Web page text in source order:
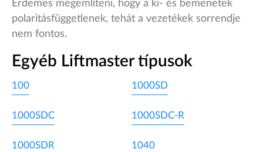
Érdemes megemlíteni, hogy a ki- és bemenetek
polaritásfüggetlenek, tehát a vezetékek sorrendje
nem fontos.
Egyéb Liftmaster típusok
100 1000SD
1000SDC 1000SDC-R
1000SDR 1040